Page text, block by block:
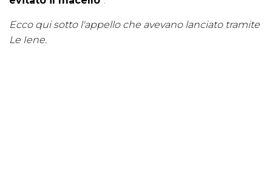
Ecco qui sotto l'appello che avevano lanciato tramite
Le Iene.